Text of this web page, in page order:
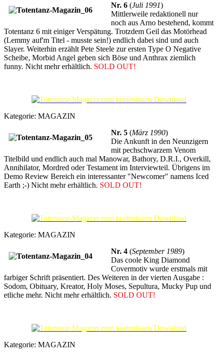
Nr. 6 (Juli 1991)
Mittlerweile redaktionell nur
noch aus Arno bestehend, kommt
Totentanz 6 mit einiger Verspätung. Trotzdem Geil das Motörhead
(Lemmy auf'm Titel - musste sein!) endlich dabei sind und auch
Slayer. Weiterhin erzählt Pete Steele zur ersten Type O Negative
Scheibe, Morbid Angel geben sich Böse und Anthrax ziemlich
funny. Nicht mehr erhältlich. SOLD OUT!
Kategorie: MAGAZIN
Nr. 5 (März 1990)
Die Ankunft in den Neunzigern
mit pechschwarzem Venom
Titelbild und endlich auch mal Manowar, Bathory, D.R.I., Overkill,
Annihilator, Mordred oder Testament im Interviewteil. Übrigens im
Demo Review Bereich ein interessanter "Newcomer" namens Iced
Earth ;-) Nicht mehr erhältlich. SOLD OUT!
Kategorie: MAGAZIN
Nr. 4 (September 1989)
Das coole King Diamond
Covermotiv wurde erstmals mit
farbiger Schrift präsentiert. Des Weiteren in der vierten Ausgabe :
Sodom, Obituary, Kreator, Holy Moses, Sepultura, Mucky Pup und
etliche mehr. Nicht mehr erhältlich. SOLD OUT!
Kategorie: MAGAZIN